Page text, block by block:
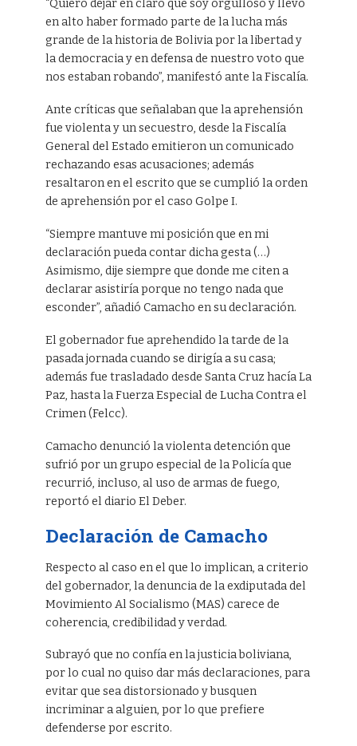
“Quiero dejar en claro que soy orgulloso y llevo
en alto haber formado parte de la lucha más
grande de la historia de Bolivia por la libertad y
la democracia y en defensa de nuestro voto que
nos estaban robando”, manifestó ante la Fiscalía.
Ante críticas que señalaban que la aprehensión
fue violenta y un secuestro, desde la Fiscalía
General del Estado emitieron un comunicado
rechazando esas acusaciones; además
resaltaron en el escrito que se cumplió la orden
de aprehensión por el caso Golpe I.
“Siempre mantuve mi posición que en mi
declaración pueda contar dicha gesta (…)
Asimismo, dije siempre que donde me citen a
declarar asistiría porque no tengo nada que
esconder”, añadió Camacho en su declaración.
El gobernador fue aprehendido la tarde de la
pasada jornada cuando se dirigía a su casa;
además fue trasladado desde Santa Cruz hacía La
Paz, hasta la Fuerza Especial de Lucha Contra el
Crimen (Felcc).
Camacho denunció la violenta detención que
sufrió por un grupo especial de la Policía que
recurrió, incluso, al uso de armas de fuego,
reportó el diario El Deber.
Declaración de Camacho
Respecto al caso en el que lo implican, a criterio
del gobernador, la denuncia de la exdiputada del
Movimiento Al Socialismo (MAS) carece de
coherencia, credibilidad y verdad.
Subrayó que no confía en la justicia boliviana,
por lo cual no quiso dar más declaraciones, para
evitar que sea distorsionado y busquen
incriminar a alguien, por lo que prefiere
defenderse por escrito.